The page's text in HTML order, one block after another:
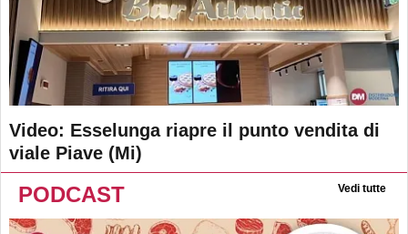
Video: Esselunga riapre il punto vendita di
viale Piave (Mi)
PODCAST Vedi tutte